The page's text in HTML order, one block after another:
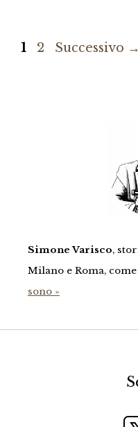
Pagina
1 Pagina
2 Successivo →
Simone Varisco,
Milano e Roma,
sono »